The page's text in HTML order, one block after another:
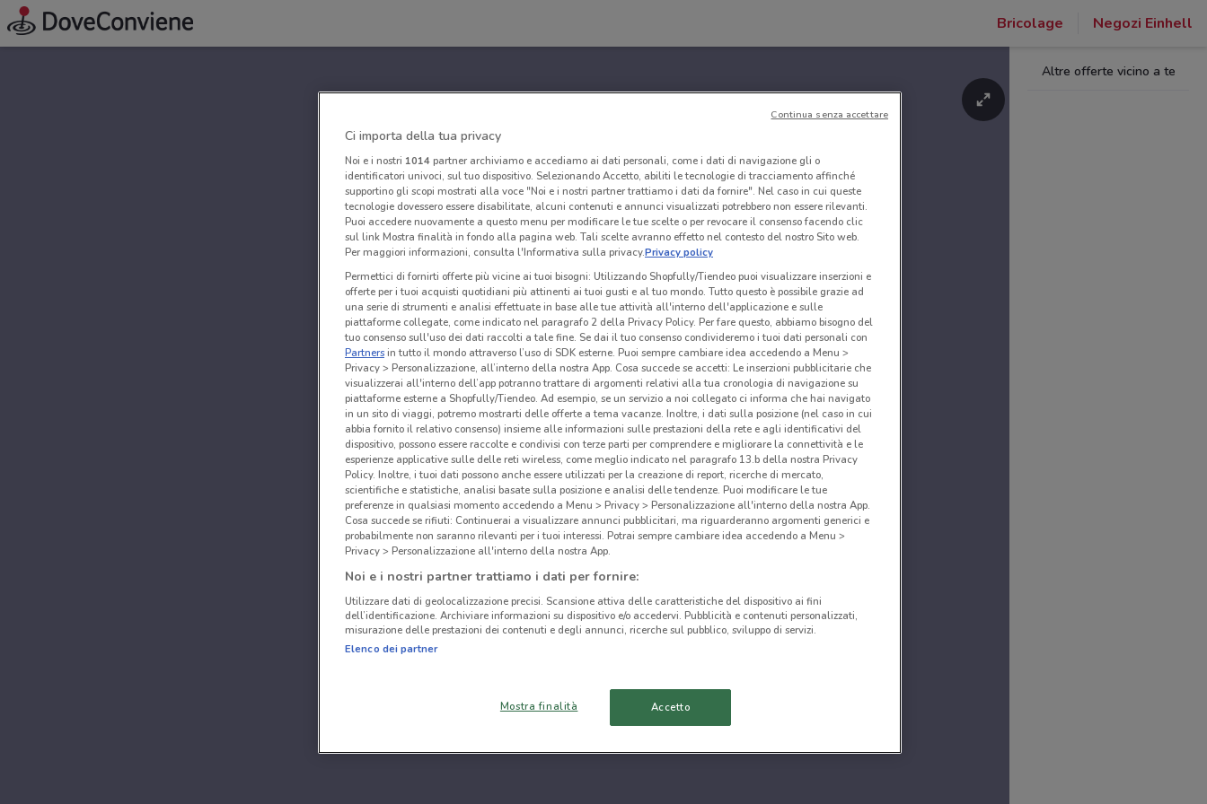
Bricolage Negozi Einhell
Altre offerte vicino a te
Ci importa della tua privacy
Noi e i nostri 1014partner archiviamo e accediamo ai dati personali, come i dati di navigazione gli o
identificatori univoci, sul tuo dispositivo. Selezionando Accetto, abiliti le tecnologie di tracciamento affinché
supportino gli scopi mostrati alla voce "Noi e i nostri partner trattiamo i dati da fornire". Nel caso in cui queste
tecnologie dovessero essere disabilitate, alcuni contenuti e annunci visualizzati potrebbero non essere rilevanti.
Puoi accedere nuovamente a questo menu per modificare le tue scelte o per revocare il consenso facendo clic
sul link Mostra finalità in fondo alla pagina web. Tali scelte avranno effetto nel contesto del nostro Sito web.
Per maggiori informazioni, consulta l'Informativa sulla privacy.Privacy policy
Permettici di fornirti offerte più vicine ai tuoi bisogni: Utilizzando Shopfully/Tiendeo puoi visualizzare inserzioni e
offerte per i tuoi acquisti quotidiani più attinenti ai tuoi gusti e al tuo mondo. Tutto questo è possibile grazie ad
una serie di strumenti e analisi effettuate in base alle tue attività all'interno dell'applicazione e sulle
piattaforme collegate, come indicato nel paragrafo 2 della Privacy Policy. Per fare questo, abbiamo bisogno del
tuo consenso sull'uso dei dati raccolti a tale fine. Se dai il tuo consenso condivideremo i tuoi dati personali con
Partnersin tutto il mondo attraverso l’uso di SDK esterne. Puoi sempre cambiare idea accedendo a Menu >
Privacy > Personalizzazione, all’interno della nostra App. Cosa succede se accetti: Le inserzioni pubblicitarie che
visualizzerai all'interno dell’app potranno trattare di argomenti relativi alla tua cronologia di navigazione su
piattaforme esterne a Shopfully/Tiendeo. Ad esempio, se un servizio a noi collegato ci informa che hai navigato
in un sito di viaggi, potremo mostrarti delle offerte a tema vacanze. Inoltre, i dati sulla posizione (nel caso in cui
abbia fornito il relativo consenso) insieme alle informazioni sulle prestazioni della rete e agli identificativi del
dispositivo, possono essere raccolte e condivisi con terze parti per comprendere e migliorare la connettività e le
esperienze applicative sulle delle reti wireless, come meglio indicato nel paragrafo 13.b della nostra Privacy
Policy. Inoltre, i tuoi dati possono anche essere utilizzati per la creazione di report, ricerche di mercato,
scientifiche e statistiche, analisi basate sulla posizione e analisi delle tendenze. Puoi modificare le tue
preferenze in qualsiasi momento accedendo a Menu > Privacy > Personalizzazione all'interno della nostra App.
Cosa succede se rifiuti: Continuerai a visualizzare annunci pubblicitari, ma riguarderanno argomenti generici e
probabilmente non saranno rilevanti per i tuoi interessi. Potrai sempre cambiare idea accedendo a Menu >
Privacy > Personalizzazione all'interno della nostra App.
Noi e i nostri partner trattiamo i dati per fornire:
Utilizzare dati di geolocalizzazione precisi. Scansione attiva delle caratteristiche del dispositivo ai fini
dell’identificazione. Archiviare informazioni su dispositivo e/o accedervi. Pubblicità e contenuti personalizzati,
misurazione delle prestazioni dei contenuti e degli annunci, ricerche sul pubblico, sviluppo di servizi.
Elenco dei partner
Mostra finalità Accetto
Continua senza accettare